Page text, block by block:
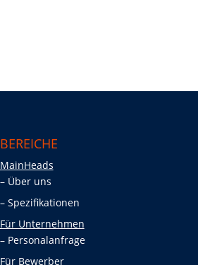
BEREICHE
MainHeads
Über uns
Spezifikationen
Für Unternehmen
Personalanfrage
Für Bewerber